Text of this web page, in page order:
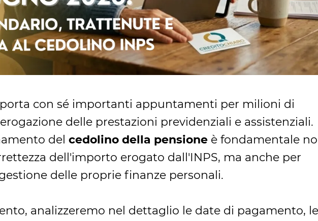
con sé importanti appuntamenti per milioni di
delle prestazioni previdenziali e assistenziali.
del cedolino della pensione è fondamentale
dell'importo erogato dall'INPS, ma anche per
delle proprie finanze personali.
analizzeremo nel dettaglio le date di pagamento, le